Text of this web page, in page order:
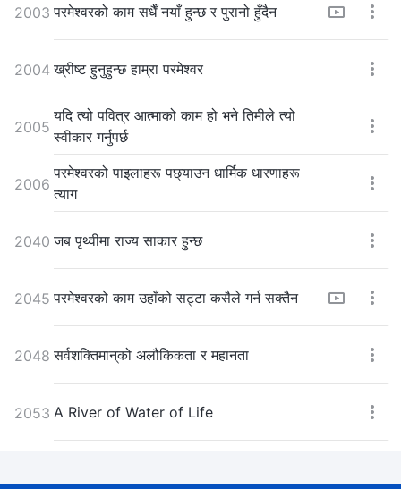
2003 परमेश्‍वरको काम सधैँ नयाँ हुन्छ र पुरानो हुँदैन
2004 ख्रीष्ट हुनुहुन्छ हाम्रा परमेश्‍वर
2005
यदि त्यो पवित्र आत्माको काम हो भने तिमीले त्यो
स्वीकार गर्नुपर्छ
2006
परमेश्‍वरको पाइलाहरू पछ्याउन धार्मिक धारणाहरू
त्याग
2040 जब पृथ्वीमा राज्य साकार हुन्छ
2045 परमेश्‍वरको काम उहाँको सट्टा कसैले गर्न सक्तैन
2048 सर्वशक्तिमान्‌को अलौकिकता र महानता
2053 A River of Water of Life